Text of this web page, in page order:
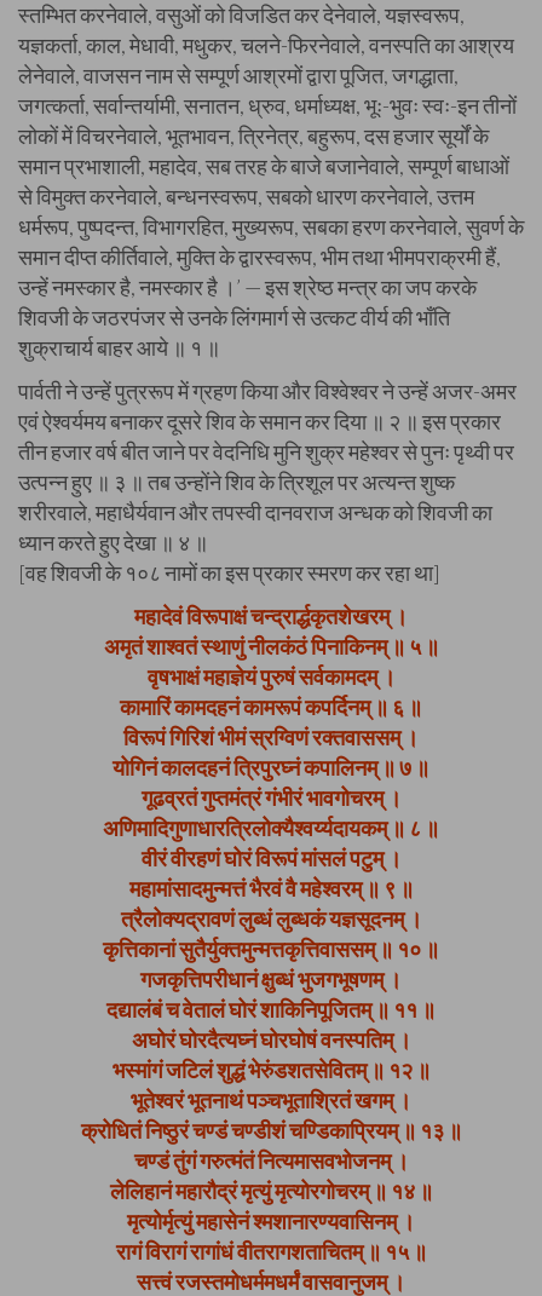
स्तम्भित करनेवाले, वसुओं को विजडित कर देनेवाले, यज्ञस्वरूप,
यज्ञकर्ता, काल, मेधावी, मधुकर, चलने-फिरनेवाले, वनस्पति का आश्रय
लेनेवाले, वाजसन नाम से सम्पूर्ण आश्रमों द्वारा पूजित, जगद्धाता,
जगत्कर्ता, सर्वान्तर्यामी, सनातन, ध्रुव, धर्माध्यक्ष, भूः-भुवः स्वः-इन तीनों
लोकों में विचरनेवाले, भूतभावन, त्रिनेत्र, बहुरूप, दस हजार सूर्यों के
समान प्रभाशाली, महादेव, सब तरह के बाजे बजानेवाले, सम्पूर्ण बाधाओं
से विमुक्त करनेवाले, बन्धनस्वरूप, सबको धारण करनेवाले, उत्तम
धर्मरूप, पुष्पदन्त, विभागरहित, मुख्यरूप, सबका हरण करनेवाले, सुवर्ण के
समान दीप्त कीर्तिवाले, मुक्ति के द्वारस्वरूप, भीम तथा भीमपराक्रमी हैं,
उन्हें नमस्कार है, नमस्कार है ।’ — इस श्रेष्ठ मन्त्र का जप करके
शिवजी के जठरपंजर से उनके लिंगमार्ग से उत्कट वीर्य की भाँति
शुक्राचार्य बाहर आये ॥ १ ॥
पार्वती ने उन्हें पुत्ररूप में ग्रहण किया और विश्वेश्वर ने उन्हें अजर-अमर
एवं ऐश्वर्यमय बनाकर दूसरे शिव के समान कर दिया ॥ २ ॥ इस प्रकार
तीन हजार वर्ष बीत जाने पर वेदनिधि मुनि शुक्र महेश्वर से पुनः पृथ्वी पर
उत्पन्न हुए ॥ ३ ॥ तब उन्होंने शिव के त्रिशूल पर अत्यन्त शुष्क
शरीरवाले, महाधैर्यवान और तपस्वी दानवराज अन्धक को शिवजी का
ध्यान करते हुए देखा ॥ ४ ॥
[वह शिवजी के १०८ नामों का इस प्रकार स्मरण कर रहा था]
महादेवं विरूपाक्षं चन्द्रार्द्धकृतशेखरम् ।
अमृतं शाश्वतं स्थाणुं नीलकंठं पिनाकिनम् ॥ ५ ॥
वृषभाक्षं महाज्ञेयं पुरुषं सर्वकामदम् ।
कामारिं कामदहनं कामरूपं कपर्दिनम् ॥ ६ ॥
विरूपं गिरिशं भीमं स्रग्विणं रक्तवाससम् ।
योगिनं कालदहनं त्रिपुरघ्नं कपालिनम् ॥ ७ ॥
गूढव्रतं गुप्तमंत्रं गंभीरं भावगोचरम् ।
अणिमादिगुणाधारत्रिलोक्यैश्वर्य्यदायकम् ॥ ८ ॥
वीरं वीरहणं घोरं विरूपं मांसलं पटुम् ।
महामांसादमुन्मत्तं भैरवं वै महेश्वरम् ॥ ९ ॥
त्रैलोक्यद्रावणं लुब्धं लुब्धकं यज्ञसूदनम् ।
कृत्तिकानां सुतैर्युक्तमुन्मत्तकृत्तिवाससम् ॥ १० ॥
गजकृत्तिपरीधानं क्षुब्धं भुजगभूषणम् ।
दद्यालंबं च वेतालं घोरं शाकिनिपूजितम् ॥ ११ ॥
अघोरं घोरदैत्यघ्नं घोरघोषं वनस्पतिम् ।
भस्मांगं जटिलं शुद्धं भेरुंडशतसेवितम् ॥ १२ ॥
भूतेश्वरं भूतनाथं पञ्चभूताश्रितं खगम् ।
क्रोधितं निष्ठुरं चण्डं चण्डीशं चण्डिकाप्रियम् ॥ १३ ॥
चण्डं तुंगं गरुत्मंतं नित्यमासवभोजनम् ।
लेलिहानं महारौद्रं मृत्युं मृत्योरगोचरम् ॥ १४ ॥
मृत्योर्मृत्युं महासेनं श्मशानारण्यवासिनम् ।
रागं विरागं रागांधं वीतरागशताचितम् ॥ १५ ॥
सत्त्वं रजस्तमोधर्ममधर्मं वासवानुजम् ।